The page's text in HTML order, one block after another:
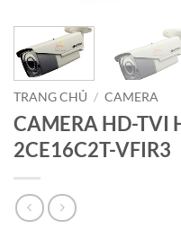
TRANG CHỦ / CAMERA
CAMERA HD-TVI
2CE16C2T-VFIR3